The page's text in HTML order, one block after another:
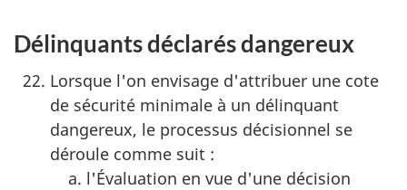
Délinquants déclarés dangereux
Lorsque l'on envisage d'attribuer une cote
de sécurité minimale à un délinquant
dangereux, le processus décisionnel se
déroule comme suit :
l'Évaluation en vue d'une décision